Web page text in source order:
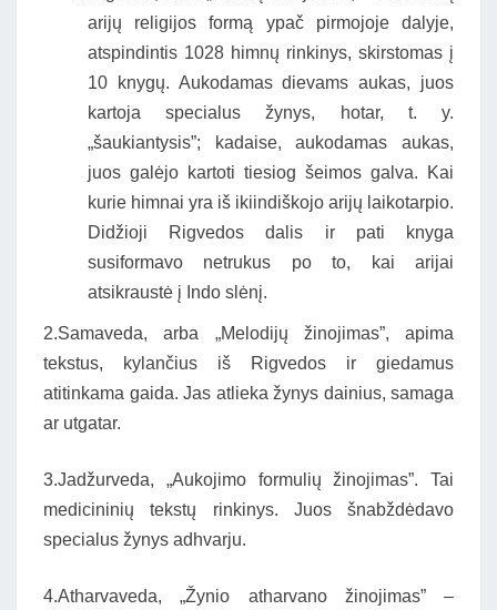
arijų religijos formą ypač pirmojoje dalyje,
atspindintis 1028 himnų rinkinys, skirstomas į
10 knygų. Aukodamas dievams aukas, juos
kartoja specialus žynys, hotar, t. y.
„šaukiantysis”; kadaise, aukodamas aukas,
juos galėjo kartoti tiesiog šeimos galva. Kai
kurie himnai yra iš ikiindiškojo arijų laikotarpio.
Didžioji Rigvedos dalis ir pati knyga
susiformavo netrukus po to, kai arijai
atsikraustė į Indo slėnį.
2.Samaveda, arba „Melodijų žinojimas”, apima
tekstus, kylančius iš Rigvedos ir giedamus
atitinkama gaida. Jas atlieka žynys dainius, samaga
ar utgatar.
3.Jadžurveda, „Aukojimo formulių žinojimas”. Tai
medicininių tekstų rinkinys. Juos šnabždėdavo
specialus žynys adhvarju.
4.Atharvaveda, „Žynio atharvano žinojimas” –